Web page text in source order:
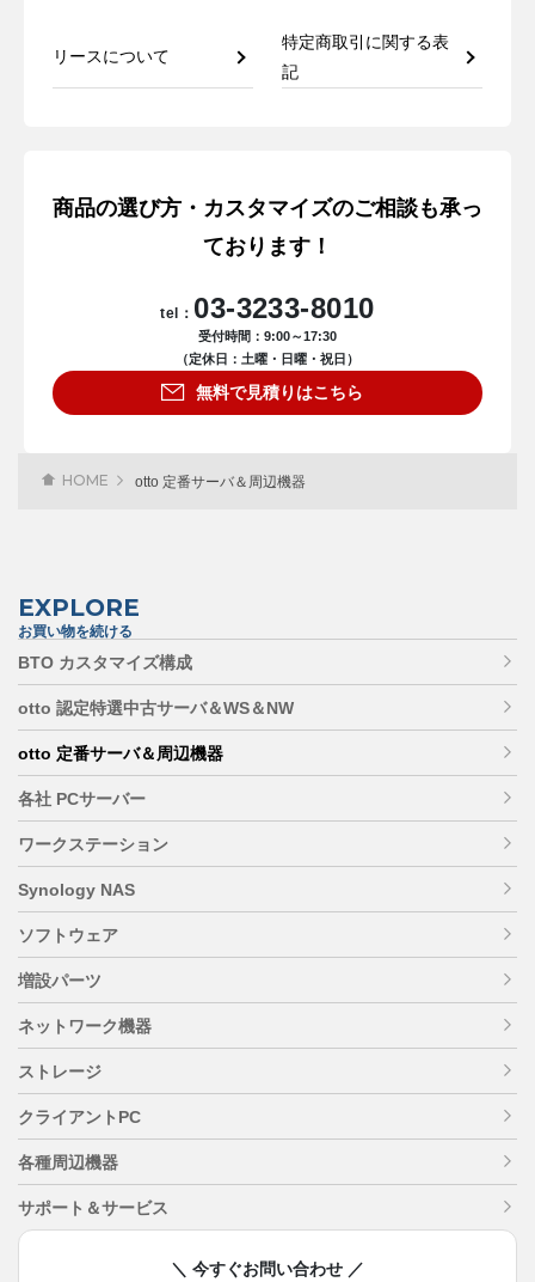
リースについて
特定商取引に関する表
記
商品の選び方・カスタマイズのご相談も承っ
ております！
tel： 03-3233-8010
受付時間：9:00～17:30
（定休日：土曜・日曜・祝日）
無料で見積りはこちら
HOME otto 定番サーバ＆周辺機器
EXPLORE
お買い物を続ける
BTO カスタマイズ構成
otto 認定特選中古サーバ＆WS＆NW
otto 定番サーバ＆周辺機器
各社 PCサーバー
ワークステーション
Synology NAS
ソフトウェア
増設パーツ
ネットワーク機器
ストレージ
クライアントPC
各種周辺機器
サポート＆サービス
＼ 今すぐお問い合わせ ／